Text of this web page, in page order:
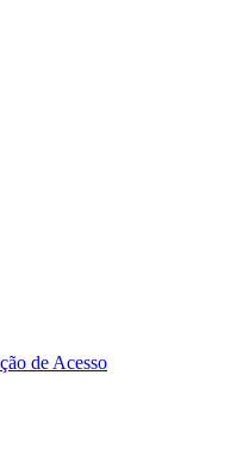
de Acesso